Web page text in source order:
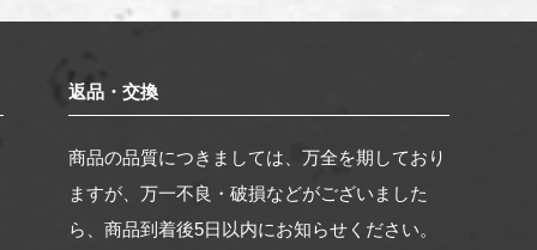
返品・交換
商品の品質につきましては、万全を期しており
ますが、万一不良・破損などがございました
ら、商品到着後5日以内にお知らせください。